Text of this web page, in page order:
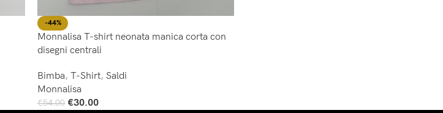
-44%
Monnalisa T-shirt neonata manica corta con
disegni centrali
Bimba, T-Shirt, Saldi
Monnalisa
€54.00 €30.00